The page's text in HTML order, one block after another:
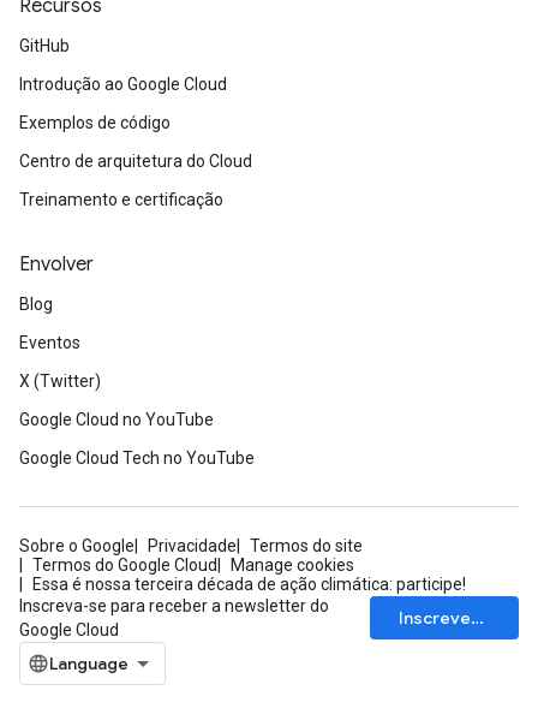
Recursos
GitHub
Introdução ao Google Cloud
Exemplos de código
Centro de arquitetura do Cloud
Treinamento e certificação
Envolver
Blog
Eventos
X (Twitter)
Google Cloud no YouTube
Google Cloud Tech no YouTube
Sobre o Google Privacidade
Termos do site
Termos do Google Cloud
Manage cookies
Essa é nossa terceira década de ação climática: participe!
Inscreva-se para receber a newsletter do
Google Cloud
Inscrever-se